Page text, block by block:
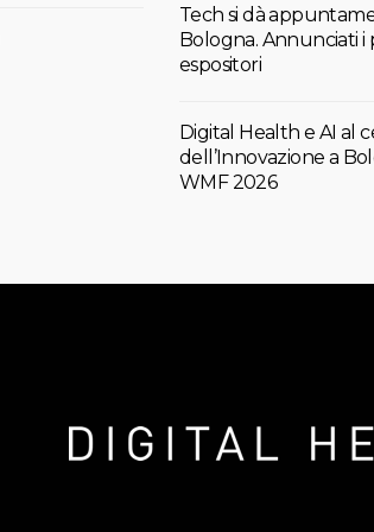
Tech si dà
Bologna. Annunciati i
espositori
Digital Health e AI al
dell’Innovazione a
WMF 2026